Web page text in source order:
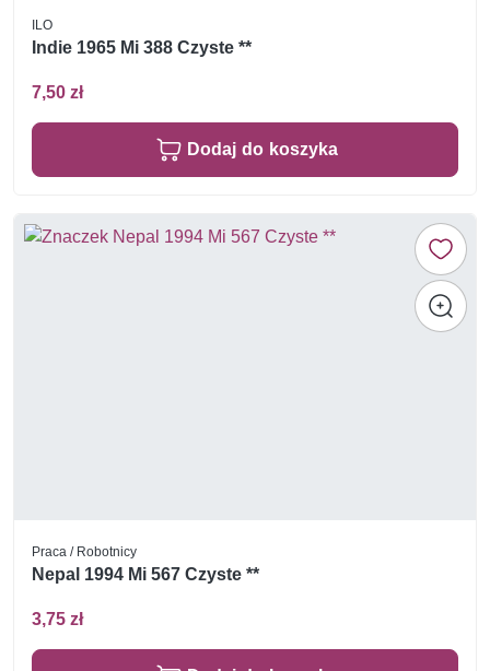
ILO
Indie 1965 Mi 388 Czyste **
7,50 zł
Dodaj do koszyka
Praca / Robotnicy
Nepal 1994 Mi 567 Czyste **
3,75 zł